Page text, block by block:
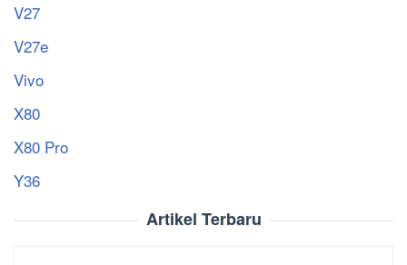
V27
V27e
Vivo
X80
X80 Pro
Y36
Artikel Terbaru